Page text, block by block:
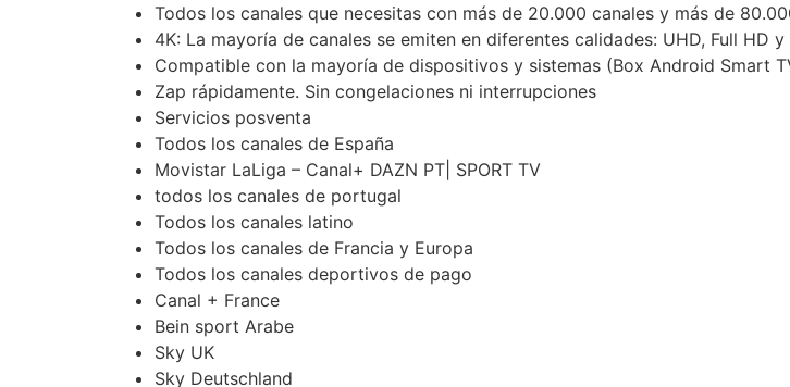
Todos los canales que necesitas con más de 20.000 canales y más de
4K: La mayoría de canales se emiten en diferentes calidades: UHD, Full HD
Compatible con la mayoría de dispositivos y sistemas (Box Android Smart
Zap rápidamente. Sin congelaciones ni interrupciones
Servicios posventa
Todos los canales de España
Movistar LaLiga – Canal+ DAZN PT| SPORT TV
todos los canales de portugal
Todos los canales latino
Todos los canales de Francia y Europa
Todos los canales deportivos de pago
Canal + France
Bein sport Arabe
Sky UK
Sky Deutschland